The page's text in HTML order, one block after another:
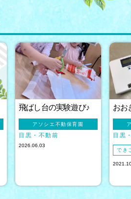
飛ばし台の実験遊び♪
アソシエ不動保育園
目黒 不動前
2026.06.03
おお
目黒
でき